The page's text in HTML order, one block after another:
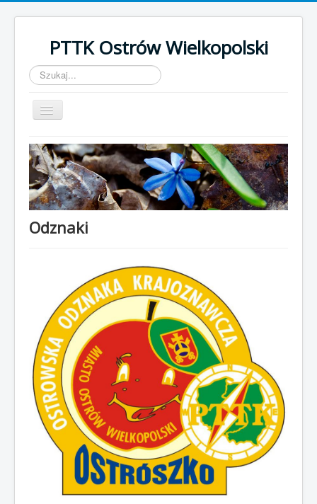
PTTK Ostrów Wielkopolski
Szukaj...
Przełącz
nawigację
Start
Kalendarz Imprez 2022
Galeria
Odznaki
Wstąp do PTTK
Kontakt
Odznaki